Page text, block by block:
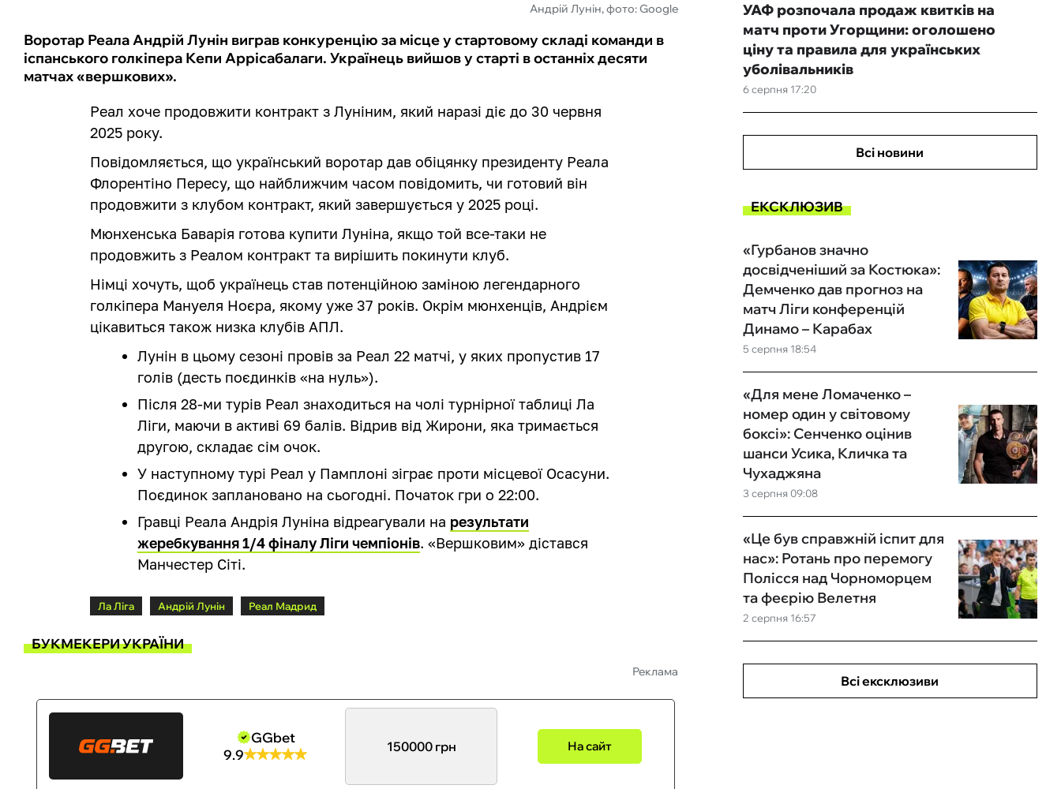
Андрій Лунін, фото: Google
Воротар Реала Андрій Лунін виграв конкуренцію за місце у стартовому складі команди в
іспанського голкіпера Кепи Аррісабалаги. Українець вийшов у старті в останніх десяти
матчах «вершкових».
Реал хоче продовжити контракт з Луніним, який наразі діє до 30 червня
2025 року.
Повідомляється, що український воротар дав обіцянку президенту Реала
Флорентіно Пересу, що найближчим часом повідомить, чи готовий він
продовжити з клубом контракт, який завершується у 2025 році.
Мюнхенська Баварія готова купити Луніна, якщо той все-таки не
продовжить з Реалом контракт та вирішить покинути клуб.
Німці хочуть, щоб українець став потенційною заміною легендарного
голкіпера Мануеля Ноєра, якому уже 37 років. Окрім мюнхенців, Андрієм
цікавиться також низка клубів АПЛ.
Лунін в цьому сезоні провів за Реал 22 матчі, у яких пропустив 17
голів (десть поєдинків «на нуль»).
Після 28-ми турів Реал знаходиться на чолі турнірної таблиці Ла
Ліги, маючи в активі 69 балів. Відрив від Жирони, яка тримається
другою, складає сім очок.
У наступному турі Реал у Памплоні зіграє проти місцевої Осасуни.
Поєдинок заплановано на сьогодні. Початок гри о 22:00.
Гравці Реала Андрія Луніна відреагували на результати
жеребкування 1/4 фіналу Ліги чемпіонів. «Вершковим» дістався
Манчестер Сіті.
Ла Ліга Андрій Лунін Реал Мадрид
БУКМЕКЕРИ УКРАЇНИ
Реклама
GGbet
9.9
150000 грн На сайт
6 серпня 17:20
УАФ розпочала продаж квитків на
матч проти Угорщини: оголошено
ціну та правила для українських
уболівальників
Всі новини
ЕКСКЛЮЗИВ
5 серпня 18:54
«Гурбанов значно
досвідченіший за Костюка»:
Демченко дав прогноз на
матч Ліги конференцій
Динамо – Карабах
3 серпня 09:08
«Для мене Ломаченко –
номер один у світовому
боксі»: Сенченко оцінив
шанси Усика, Кличка та
Чухаджяна
2 серпня 16:57
«Це був справжній іспит для
нас»: Ротань про перемогу
Полісся над Чорноморцем
та феєрію Велетня
Всі ексклюзиви